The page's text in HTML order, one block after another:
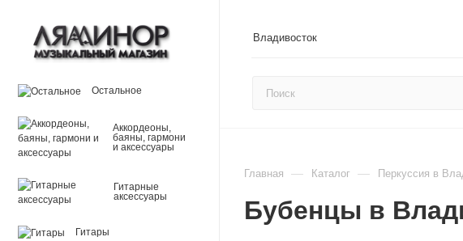
Владивосток
Остальное
Аккордеоны,
баяны, гармони
и аксессуары
Гитарные
аксессуары
Гитары
Главная — Каталог — Перкуссия в
Бубенцы в